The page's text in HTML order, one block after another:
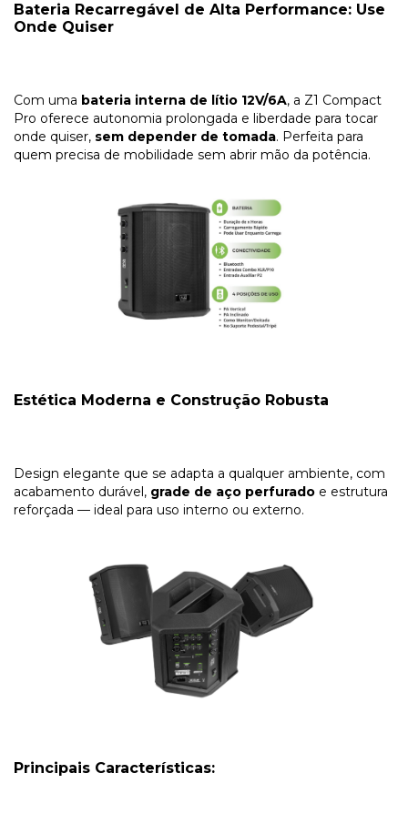
Bateria Recarregável de Alta Performance: Use
Onde Quiser
Com uma bateria interna de lítio 12V/6A, a Z1 Compact
Pro oferece autonomia prolongada e liberdade para tocar
onde quiser, sem depender de tomada. Perfeita para
quem precisa de mobilidade sem abrir mão da potência.
Estética Moderna e Construção Robusta
Design elegante que se adapta a qualquer ambiente, com
acabamento durável, grade de aço perfurado e estrutura
reforçada — ideal para uso interno ou externo.
Principais Características: